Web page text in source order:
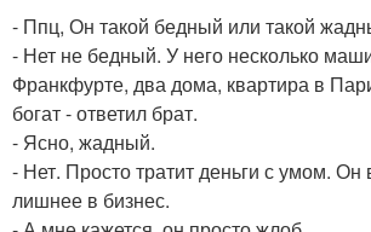
- Ппц, Он такой бедный или такой
- Нет не бедный. У него несколько
Франкфурте, два дома, квартира в
богат - ответил брат.
- Ясно, жадный.
- Нет. Просто тратит деньги с умом. Он
лишнее в бизнес.